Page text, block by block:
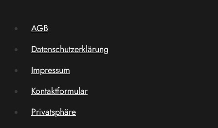
AGB
Datenschutzerklärung
Impressum
Kontaktformular
Privatsphäre